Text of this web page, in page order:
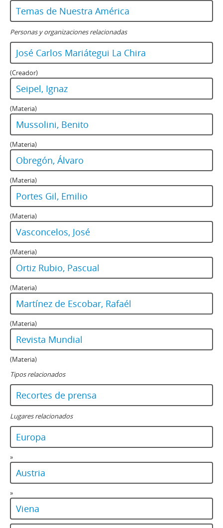
Temas de Nuestra América
Personas y organizaciones relacionadas
José Carlos Mariátegui La Chira
(Creador)
Seipel, Ignaz
(Materia)
Mussolini, Benito
(Materia)
Obregón, Álvaro
(Materia)
Portes Gil, Emilio
(Materia)
Vasconcelos, José
(Materia)
Ortiz Rubio, Pascual
(Materia)
Martínez de Escobar, Rafaél
(Materia)
Revista Mundial
(Materia)
Tipos relacionados
Recortes de prensa
Lugares relacionados
Europa
»
Austria
»
Viena